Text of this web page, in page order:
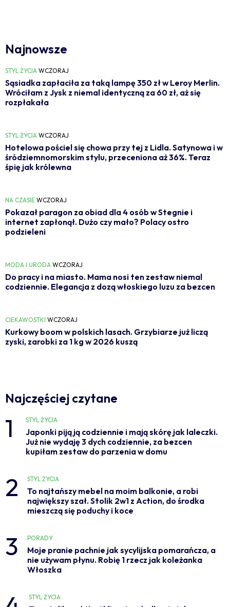
Najnowsze
STYL ŻYCIA WCZORAJ
Sąsiadka zapłaciła za taką lampę 350 zł w Leroy Merlin.
Wróciłam z Jysk z niemal identyczną za 60 zł, aż się
rozpłakała
STYL ŻYCIA WCZORAJ
Hotelowa pościel się chowa przy tej z Lidla. Satynowa i w
śródziemnomorskim stylu, przeceniona aż 36%. Teraz
śpię jak królewna
NA CZASIE WCZORAJ
Pokazał paragon za obiad dla 4 osób w Stegnie i
internet zapłonął. Dużo czy mało? Polacy ostro
podzieleni
MODA I URODA WCZORAJ
Do pracy i na miasto. Mama nosi ten zestaw niemal
codziennie. Elegancja z dozą włoskiego luzu za bezcen
CIEKAWOSTKI WCZORAJ
Kurkowy boom w polskich lasach. Grzybiarze już liczą
zyski, zarobki za 1 kg w 2026 kuszą
Najczęściej czytane
1 STYL ŻYCIA
Japonki piją ją codziennie i mają skórę jak laleczki.
Już nie wydaję 3 dych codziennie, za bezcen
kupiłam zestaw do parzenia w domu
2 STYL ŻYCIA
To najtańszy mebel na moim balkonie, a robi
największy szał. Stolik 2w1 z Action, do środka
mieszczą się poduchy i koce
3 PORADY
Moje pranie pachnie jak sycylijska pomarańcza, a
nie używam płynu. Robię 1 rzecz jak koleżanka
Włoszka
STYL ŻYCIA